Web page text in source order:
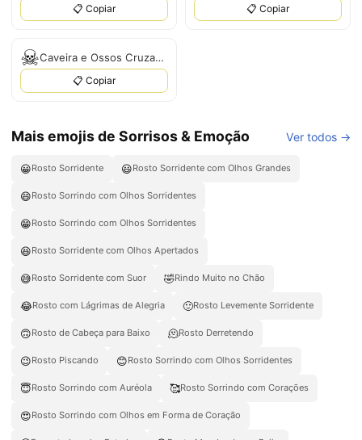
📋 Copiar 📋 Copiar
☠ Caveira e Ossos Cruzados
📋 Copiar
Mais emojis de Sorrisos & Emoção Ver todos →
😀Rosto Sorridente 😃Rosto Sorridente com Olhos Grandes
😄Rosto Sorrindo com Olhos Sorridentes
😁Rosto Sorrindo com Olhos Sorridentes
😆Rosto Sorridente com Olhos Apertados
😅Rosto Sorridente com Suor 🤣Rindo Muito no Chão
😂Rosto com Lágrimas de Alegria 🙂Rosto Levemente Sorridente
🙃Rosto de Cabeça para Baixo 🫠Rosto Derretendo
😉Rosto Piscando 😊Rosto Sorrindo com Olhos Sorridentes
😇Rosto Sorrindo com Auréola 🥰Rosto Sorrindo com Corações
😍Rosto Sorrindo com Olhos em Forma de Coração